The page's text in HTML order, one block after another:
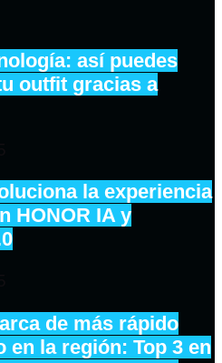
así puedes
outfit gracias a
la experiencia
HONOR IA y
de más rápido
en la región: Top 3 en